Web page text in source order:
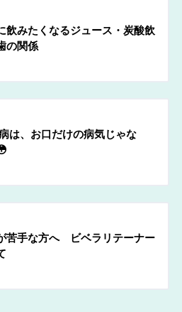
飲みたくなるジュース・炭酸飲
の関係
は、お口だけの病気じゃな
苦手な方へ ビベラリテーナー